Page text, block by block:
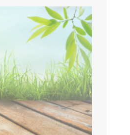
Uriinikogujad ja kateetrid
Voodi lisatarvikud
Madratsid lamatiste
vältimiseks
Voodilauad
Siibrid ja uriinipudelid
Kuressaare
Haapsalu
Rapla
Paide
Käina